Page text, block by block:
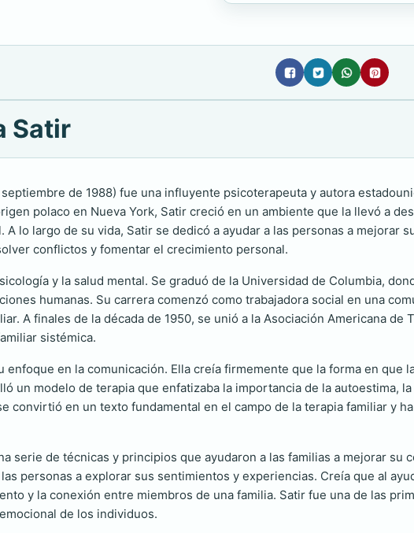
Satir
de 1988) fue una influyente psicoterapeuta y autora
polaco en Nueva York, Satir creció en un ambiente que la llevó a
lo largo de su vida, Satir se dedicó a ayudar a las personas a mejorar
conflictos y fomentar el crecimiento personal.
y la salud mental. Se graduó de la Universidad de Columbia,
humanas. Su carrera comenzó como trabajadora social en una
A finales de la década de 1950, se unió a la Asociación Americana de
sistémica.
enfoque en la comunicación. Ella creía firmemente que la forma en que
un modelo de terapia que enfatizaba la importancia de la autoestima,
convirtió en un texto fundamental en el campo de la terapia familiar y
serie de técnicas y principios que ayudaron a las familias a mejorar su
personas a explorar sus sentimientos y experiencias. Creía que al
y la conexión entre miembros de una familia. Satir fue una de las
de los individuos.